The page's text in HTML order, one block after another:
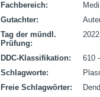
Fachbereich:
Gutachter:
Tag der mündl.
Prüfung:
DDC-Klassifikation:
610
Schlagworte:
Freie Schlagwörter: